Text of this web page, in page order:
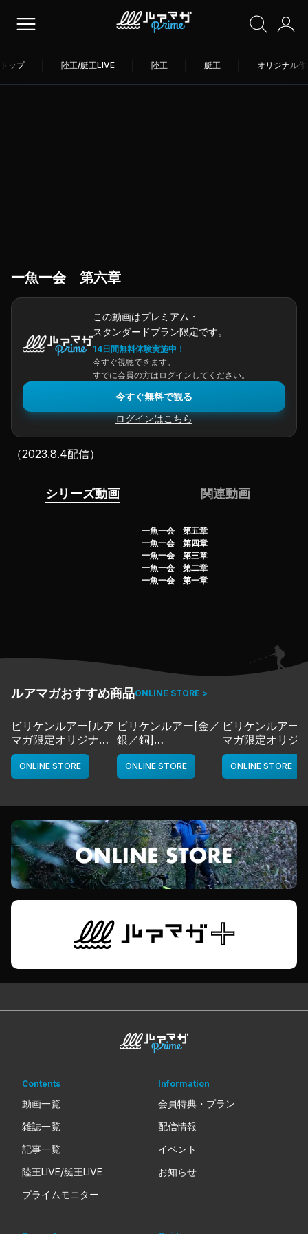
トップ 陸王/艇王LIVE 陸王 艇王 オリジナル
一魚一会 第六章
この動画はプレミアム・
スタンダードプラン限定です。
14日間無料体験実施中！
今すぐ視聴できます。
すでに会員の方はログインしてください。
今すぐ無料で観る
ログインはこちら
（2023.8.4配信）
シリーズ動画 関連動画
一魚一会 第五章
一魚一会 第四章
一魚一会 第三章
一魚一会 第二章
一魚一会 第一章
ルアマガおすすめ商品ONLINE STORE >
ビリケンルアー[ルア
マガ限定オリジナル
カラー／LMチャー
ト]
deps
ONLINE STORE
ビリケンルアー[金／
銀／銅]
deps
ONLINE STORE
ビリケンルアー[
マガ限定オリジ
カラー／LMボー
ワイト]
deps
ONLINE STORE
Contents
動画一覧
雑誌一覧
記事一覧
陸王LIVE/艇王LIVE
プライムモニター
Information
会員特典・プラン
配信情報
イベント
お知らせ